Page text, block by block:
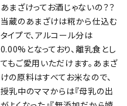
あまざけってお酒じゃないの？？
当蔵のあまざけは糀から仕込む
タイプで、アルコール分は
0.00%となっており、離乳食とし
てもご愛用いただけます。あまざ
けの原料はすべてお米なので、
授乳中のママからは『母乳の出